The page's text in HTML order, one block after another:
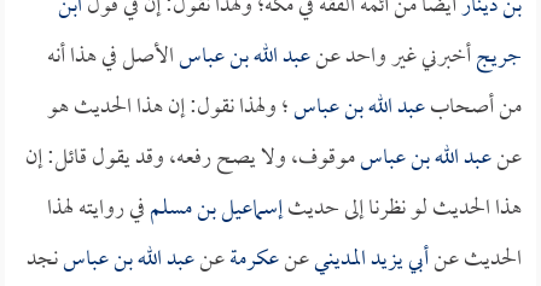
جريجأخبرني غير واحد عنعبد الله بن عباسالأصل في هذا أنه
من أصحابعبد الله بن عباس؛ ولهذا نقول: إن هذا الحديث هو
عنعبد الله بن عباسموقوف، ولا يصح رفعه، وقد يقول قائل: إن
هذا الحديث لو نظرنا إلى حديثإسماعيل بن مسلمفي روايته لهذا
الحديث عنأبي يزيد المدينيعنعكرمةعنعبد الله بن عباسنجد